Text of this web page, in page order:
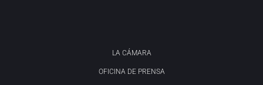
LA CÁMARA
OFICINA DE PRENSA